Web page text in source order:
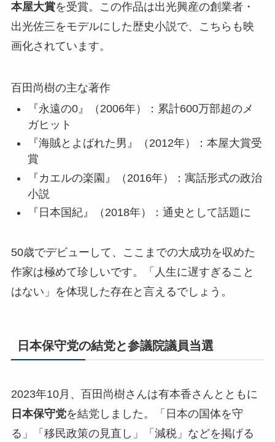
本屋大賞を受賞。この作品は出光興産の創業者・
出光佐三をモデルにした歴史小説で、こちらも映
画化されています。
百田尚樹の主な著作
『永遠の0』（2006年）：累計600万部超のメ
ガヒット
『海賊とよばれた男』（2012年）：本屋大賞受
賞
『カエルの楽園』（2016年）：寓話形式の政治
小説
『日本国紀』（2018年）：通史として話題に
50歳でデビューして、ここまでの大成功を収めた
作家は極めて珍しいです。
「人生に遅すぎること
はない」を体現した存在 と言えるでしょう。
日本保守党の結党と参議院議員当選
2023年10月、百田尚樹さんは有本香さんとともに
日本保守党を結党しました。「日本の国体を守
る」「移民政策の見直し」「減税」などを掲げる